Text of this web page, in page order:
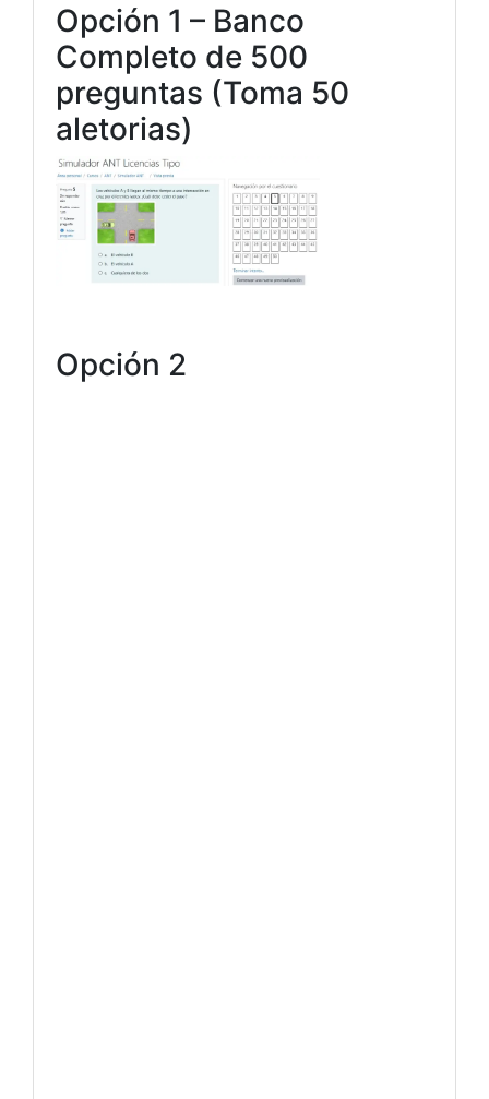
Opción 1 – Banco
Completo de 500
preguntas (Toma 50
aletorias)
Opción 2